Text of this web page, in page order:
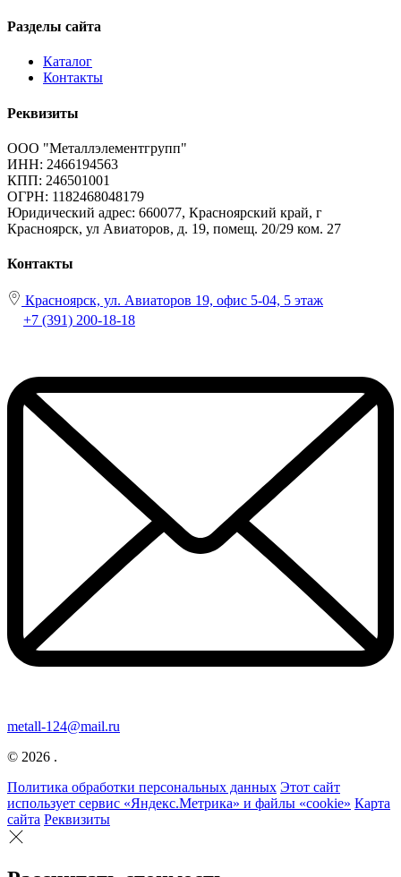
Разделы сайта
Каталог
Контакты
Реквизиты
ООО "Металлэлементгрупп"
ИНН: 2466194563
КПП: 246501001
ОГРН: 1182468048179
Юридический адрес: 660077, Красноярский край, г
Красноярск, ул Авиаторов, д. 19, помещ. 20/29 ком. 27
Контакты
Красноярск, ул. Авиаторов 19, офис 5-04, 5 этаж
+7 (391) 200-18-18
metall-124@mail.ru
© 2026 .
Политика обработки персональных данных Этот сайт
использует сервис «Яндекс.Метрика» и файлы «cookie» Карта
сайта Реквизиты